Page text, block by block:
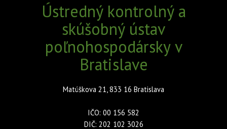
Ústredný kontrolný a
skúšobný ústav
poľnohospodársky v
Bratislave
Matúškova 21, 833 16 Bratislava
IČO: 00 156 582
DIČ: 202 102 3026